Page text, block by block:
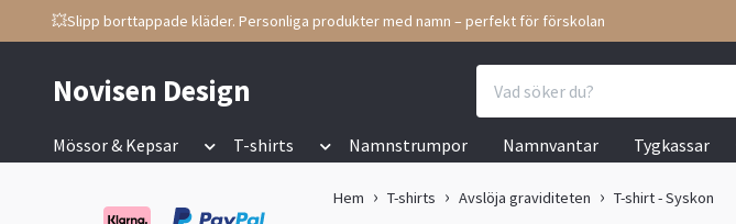
💥Slipp borttappade kläder. Personliga produkter med namn – perfekt för förskolan
Novisen Design
Mössor & Kepsar
T-shirts Namnstrumpor Namnvantar Tygkassar
Hem T-shirts Avslöja graviditeten T-shirt - Syskon